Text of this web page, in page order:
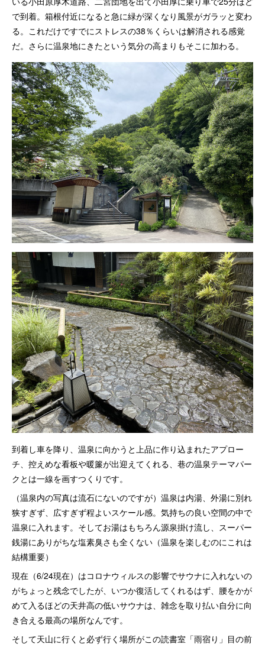
で到着。箱根付近になると急に緑が深くなり風景がガラッと変わ
る。これだけですでにストレスの38％くらいは解消される感覚
だ。さらに温泉地にきたという気分の高まりもそこに加わる。
到着し車を降り、温泉に向かうと上品に作り込まれたアプロー
チ、控えめな看板や暖簾が出迎えてくれる、巷の温泉テーマパー
クとは一線を画すつくりです。
（温泉内の写真は流石にないのですが）温泉は内湯、外湯に別れ
狭すぎず、広すぎず程よいスケール感。気持ちの良い空間の中で
温泉に入れます。そしてお湯はもちろん源泉掛け流し、スーパー
銭湯にありがちな塩素臭さも全くない（温泉を楽しむのにこれは
結構重要）
現在（6/24現在）はコロナウィルスの影響でサウナに入れないの
がちょっと残念でしたが、いつか復活してくれるはず、腰をかが
めて入るほどの天井高の低いサウナは、雑念を取り払い自分に向
き合える最高の場所なんです。
そして天山に行くと必ず行く場所がこの読書室「雨宿り」目の前